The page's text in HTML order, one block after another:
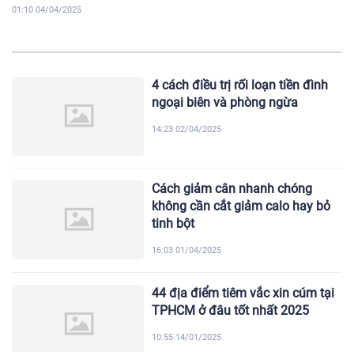
01:10 04/04/2025
4 cách điều trị rối loạn tiền đình
ngoại biên và phòng ngừa
14:23 02/04/2025
Cách giảm cân nhanh chóng
không cần cắt giảm calo hay bỏ
tinh bột
16:03 01/04/2025
44 địa điểm tiêm vắc xin cúm tại
TPHCM ở đâu tốt nhất 2025
10:55 14/01/2025